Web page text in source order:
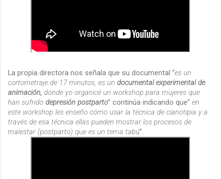
La propia directora nos señala que su documental “es un
cortometraje de 17 minutos, es un documental experimental de
animación, donde yo organicé un workshop para mujeres que
han sufrido depresión postparto” continúa indicando que” en
este workshop les enseño cómo usar la técnica de cianotipia y a
través de esa técnica ellas pueden mostrar los procesos de
malestar (postparto) que es un tema tabú”.